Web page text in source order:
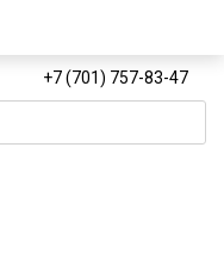
+7 (701) 757-83-47